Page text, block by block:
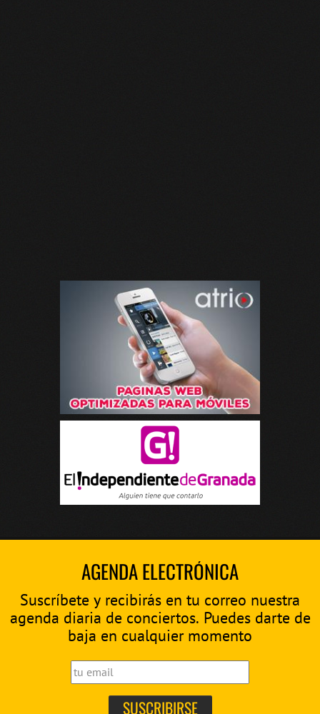
AGENDA ELECTRÓNICA
Suscríbete y recibirás en tu correo nuestra
agenda diaria de conciertos. Puedes darte de
baja en cualquier momento